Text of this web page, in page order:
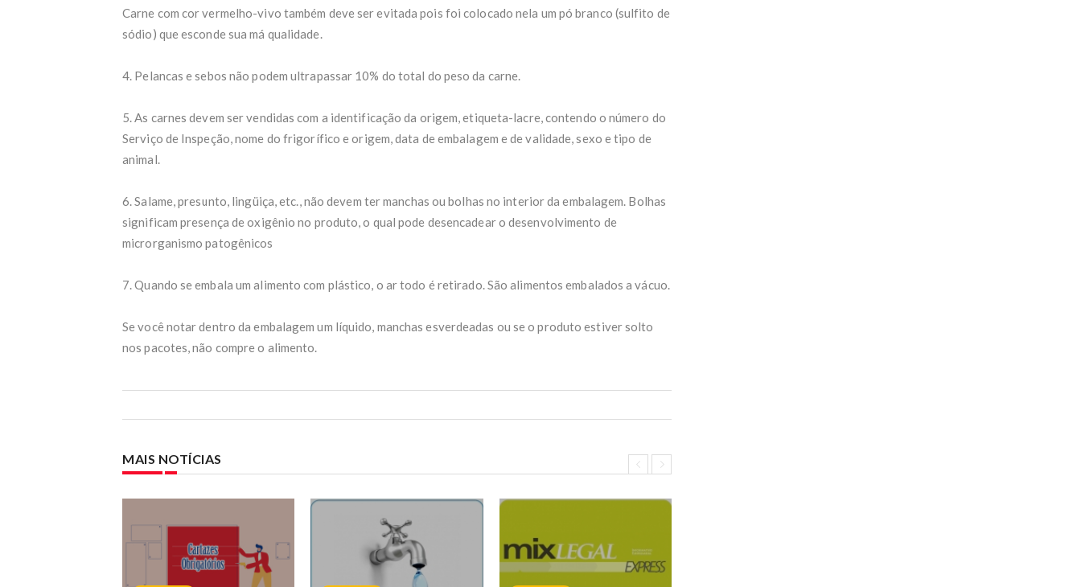
Carne com cor vermelho-vivo também deve ser evitada pois foi colocado nela um pó branco (sulfito de
sódio) que esconde sua má qualidade.
4. Pelancas e sebos não podem ultrapassar 10% do total do peso da carne.
5. As carnes devem ser vendidas com a identificação da origem, etiqueta-lacre, contendo o número do
Serviço de Inspeção, nome do frigorífico e origem, data de embalagem e de validade, sexo e tipo de
animal.
6. Salame, presunto, lingüiça, etc., não devem ter manchas ou bolhas no interior da embalagem. Bolhas
significam presença de oxigênio no produto, o qual pode desencadear o desenvolvimento de
microrganismo patogênicos
7. Quando se embala um alimento com plástico, o ar todo é retirado. São alimentos embalados a vácuo.
Se você notar dentro da embalagem um líquido, manchas esverdeadas ou se o produto estiver solto
nos pacotes, não compre o alimento.
MAIS NOTÍCIAS